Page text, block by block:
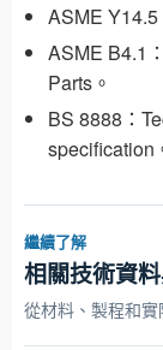
ASME
ASME B4.1
Parts。
BS 8888：
specification
繼續了解
相關技術資
從材料、製程和